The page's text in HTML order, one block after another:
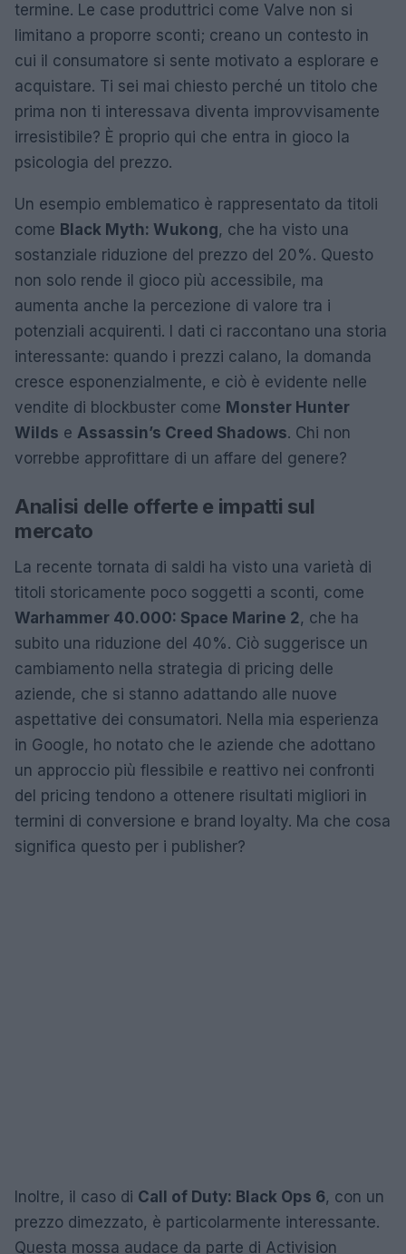
termine. Le case produttrici come Valve non si
limitano a proporre sconti; creano un contesto in
cui il consumatore si sente motivato a esplorare e
acquistare. Ti sei mai chiesto perché un titolo che
prima non ti interessava diventa improvvisamente
irresistibile? È proprio qui che entra in gioco la
psicologia del prezzo.
Un esempio emblematico è rappresentato da titoli
come Black Myth: Wukong, che ha visto una
sostanziale riduzione del prezzo del 20%. Questo
non solo rende il gioco più accessibile, ma
aumenta anche la percezione di valore tra i
potenziali acquirenti. I dati ci raccontano una storia
interessante: quando i prezzi calano, la domanda
cresce esponenzialmente, e ciò è evidente nelle
vendite di blockbuster come Monster Hunter
Wilds e Assassin’s Creed Shadows. Chi non
vorrebbe approfittare di un affare del genere?
Analisi delle offerte e impatti sul
mercato
La recente tornata di saldi ha visto una varietà di
titoli storicamente poco soggetti a sconti, come
Warhammer 40.000: Space Marine 2, che ha
subito una riduzione del 40%. Ciò suggerisce un
cambiamento nella strategia di pricing delle
aziende, che si stanno adattando alle nuove
aspettative dei consumatori. Nella mia esperienza
in Google, ho notato che le aziende che adottano
un approccio più flessibile e reattivo nei confronti
del pricing tendono a ottenere risultati migliori in
termini di conversione e brand loyalty. Ma che cosa
significa questo per i publisher?
Inoltre, il caso di Call of Duty: Black Ops 6, con un
prezzo dimezzato, è particolarmente interessante.
Questa mossa audace da parte di Activision